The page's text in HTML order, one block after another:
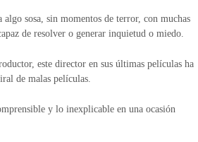
sosa, sin momentos de terror, con muchas
de resolver o generar inquietud o miedo.
este director en sus últimas películas ha
de malas películas.
y lo inexplicable en una ocasión